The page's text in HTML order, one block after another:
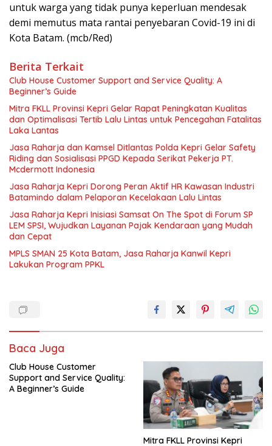
untuk warga yang tidak punya keperluan mendesak
demi memutus mata rantai penyebaran Covid-19 ini di
Kota Batam. (mcb/Red)
Berita Terkait
Club House Customer Support and Service Quality: A
Beginner’s Guide
Mitra FKLL Provinsi Kepri Gelar Rapat Peningkatan Kualitas
dan Optimalisasi Tertib Lalu Lintas untuk Pencegahan Fatalitas
Laka Lantas
Jasa Raharja dan Kamsel Ditlantas Polda Kepri Gelar Safety
Riding dan Sosialisasi PPGD Kepada Serikat Pekerja PT.
Mcdermott Indonesia
Jasa Raharja Kepri Dorong Peran Aktif HR Kawasan Industri
Batamindo dalam Pelaporan Kecelakaan Lalu Lintas
Jasa Raharja Kepri Inisiasi Samsat On The Spot di Forum SP
LEM SPSI, Wujudkan Layanan Pajak Kendaraan yang Mudah
dan Cepat
MPLS SMAN 25 Kota Batam, Jasa Raharja Kanwil Kepri
Lakukan Program PPKL
Baca Juga
Club House Customer
Support and Service Quality:
A Beginner’s Guide
Mitra FKLL Provinsi Kepri